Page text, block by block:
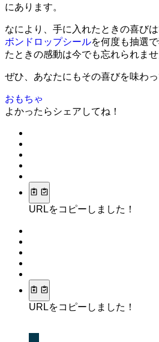
にあります。
なにより、手に入れたときの喜び
ボンドロップシールを何度も抽選
たときの感動は今でも忘れられませ
ぜひ、あなたにもその喜びを味わ
おもちゃ
よかったらシェアしてね！
URLをコピーしました！
URLをコピーしました！